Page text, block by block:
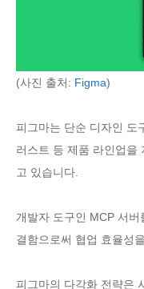
(사진 출처: Figma)
피그마는 단순 디자인 도
러스트 등 제품 라인업을
고 있습니다.
개발자 도구인 MCP 서
결함으로써 협업 효율성
피그마의 다각화 전략은